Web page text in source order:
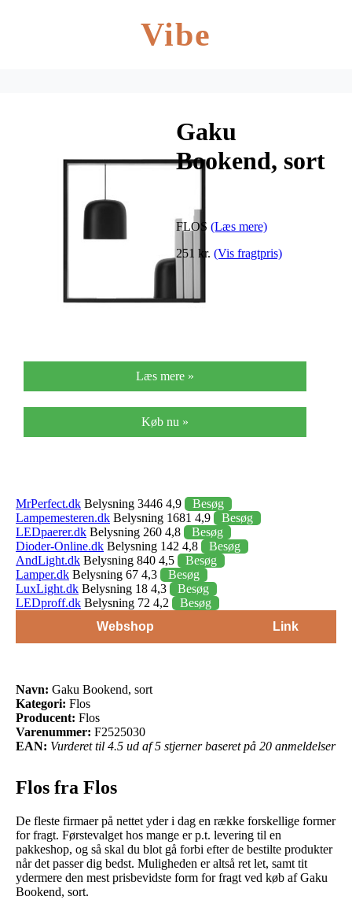
Vibe
Gaku
Bookend, sort
FLOS (Læs mere)
251 kr. (Vis fragtpris)
Læs mere »
Køb nu »
MrPerfect.dk Belysning 3446 4,9
Besøg
Lampemesteren.dk Belysning 1681 4,9
Besøg
LEDpaerer.dk Belysning 260 4,8
Besøg
Dioder-Online.dk Belysning 142 4,8
Besøg
AndLight.dk Belysning 840 4,5
Besøg
Lamper.dk Belysning 67 4,3
Besøg
LuxLight.dk Belysning 18 4,3
Besøg
LEDproff.dk Belysning 72 4,2
Besøg
Webshop
Link
Navn: Gaku Bookend, sort
Kategori: Flos
Producent: Flos
Varenummer: F2525030
EAN: Vurderet til 4.5 ud af 5 stjerner baseret på 20 anmeldelser
Flos fra Flos
De fleste firmaer på nettet yder i dag en række forskellige former
for fragt. Førstevalget hos mange er p.t. levering til en
pakkeshop, og så skal du blot gå forbi efter de bestilte produkter
når det passer dig bedst. Muligheden er altså ret let, samt tit
ydermere den mest prisbevidste form for fragt ved køb af Gaku
Bookend, sort.